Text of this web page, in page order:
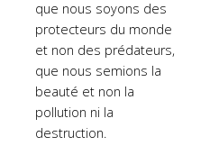
que nous soyons des
protecteurs du monde
et non des prédateurs,
que nous semions la
beauté et non la
pollution ni la
destruction.